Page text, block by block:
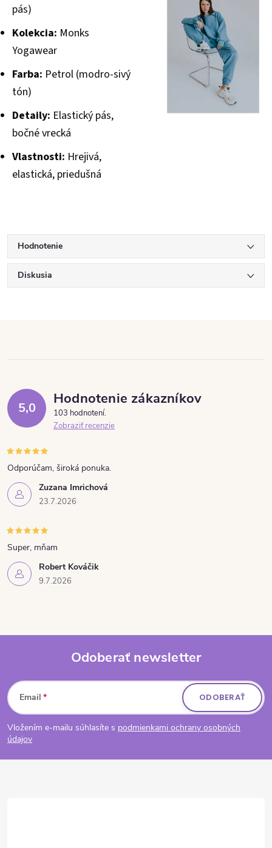
pás)
Kolekcia: Monks
Yogawear
Farba: Petrol (modro-sivý
tón)
Detaily: Elastický pás,
bočné vrecká
Vlastnosti: Hrejivá,
elastická, priedušná
Hodnotenie
Diskusia
5,0
Hodnotenie zákazníkov
103 hodnotení
Zobraziť recenzie
Zuzana Imrichová
23.7.2026
Odporúčam, široká ponuka.
Robert Kováčik
9.7.2026
Super, mňam
Zápätie
Odoberať newsletter
Email
Vložením e-mailu súhlasíte s podmienkami ochrany osobných
údajov
ODOBERAŤ